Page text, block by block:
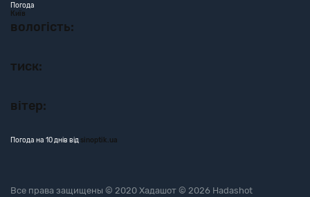
Погода
Київ
вологість:
тиск:
вітер:
Погода на 10 днів від sinoptik.ua
Все права защищены © 2020 Хадашот © 2026 Hadashot